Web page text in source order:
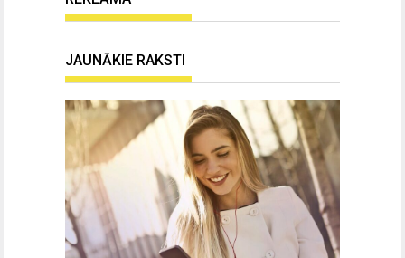
JAUNĀKIE RAKSTI